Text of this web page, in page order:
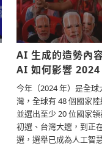
AI 生成的造勢內
AI 如何影響 2024
今年（2024 年）是全球
灣，全球有 48 個國家
並選出至少 20 位國家
初選、台灣大選，到正
選，選舉已成為人工智